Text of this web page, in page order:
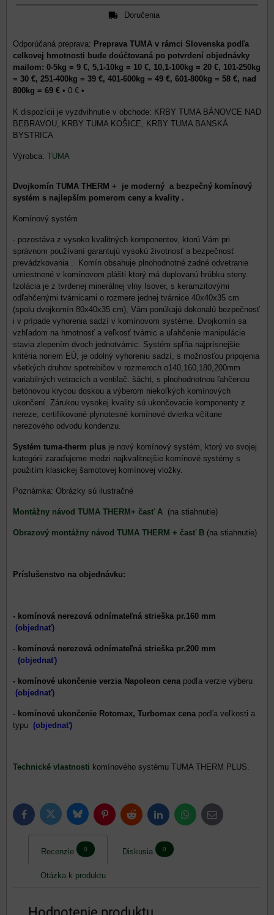
Doručenia
Preprava TUMA v rámci Slovenska podľa
celkovej hmotnosti bude doúčtovaná po potvrdení objednávky
mailom: 0-5kg = 9 €, 5,1-10kg = 10 €, 10,1-100kg = 20 €, 101-250kg
= 30 €, 251-400kg = 39 €, 401-600kg = 49 €, 601-800kg = 58 €, nad
800kg = 69 € • 0 € •
KRBY TUMA BÁNOVCE NAD
BEBRAVOU, KRBY TUMA KOŠICE, KRBY TUMA BANSKÁ
BYSTRICA
Výrobca: TUMA
Dvojkomín TUMA THERM + je moderný a bezpečný komínový
systém s najlepším pomerom ceny a kvality .
Komínový systém
- pozostáva z vysoko kvalitných komponentov, ktorú Vám pri
správnom používaní garantujú vysokú životnosť a bezpečnosť
prevádzkovania . Komín obsahuje plnohodnotné zadné odvetranie
umiestnené v komínovom plášti ktorý má duplovanú hrúbku steny.
Izolácia je z tvrdenej minerálnej vlny Isover, s keramzitovými
odľahčenými tvárnicami o rozmere jednej tvárnice 40x40x35 cm
(spolu dvojkomín 80x40x35 cm), Vám ponúkajú dokonalú bezpečnosť
i v prípade vyhorenia sadzí v komínovom systéme. Dvojkomín sa
vzhľadom na hmotnosť a veľkosť tvárnic a uľahčenie manipulácie
stavia zlepením dvoch jednotvárnic. Systém spľňa najprísnejšie
kritéria noriem EÚ, je odolný vyhoreniu sadzí, s možnosťou pripojenia
všetkých druhov spotrebičov v rozmeroch o140,160,180,200mm
variabilných vetracích a ventilač. šácht, s plnohodnotnou ľahčenou
betónovou krycou doskou a výberom niekoľkých komínových
ukončení. Zárukou vysokej kvality sú ukončovacie komponenty z
nereze, certifikované plynotesné komínové dvierka včítane
nerezového odvodu kondenzu.
Systém tuma-therm plus je nový komínový systém, ktorý vo svojej
kategórii zaraďujeme medzi najkvalitnejšie komínové systémy s
použitím klasickej šamotovej komínovej vložky.
Poznámka: Obrázky sú ilustračné
Montážny návod TUMA THERM+ časť A (na stiahnutie)
Obrazový montážny návod TUMA THERM + časť B (na stiahnutie)
Príslušenstvo na objednávku:
- komínová nerezová odnímateľná strieška pr.160 mm
(objednať)
- komínová nerezová odnímateľná strieška pr.200 mm
(objednať)
- komínové ukončenie verzia Napoleon cena podľa verzie výberu
(objednať)
- komínové ukončenie Rotomax, Turbomax cena podľa veľkosti a
typu (objednať)
Technické vlastnosti komínového systému TUMA THERM PLUS.
FacebookTwitter BlueskyPinterestReddit LinkedInWhatsApp
E-
mail
Recenzie 0 Diskusia 0
Otázka k produktu